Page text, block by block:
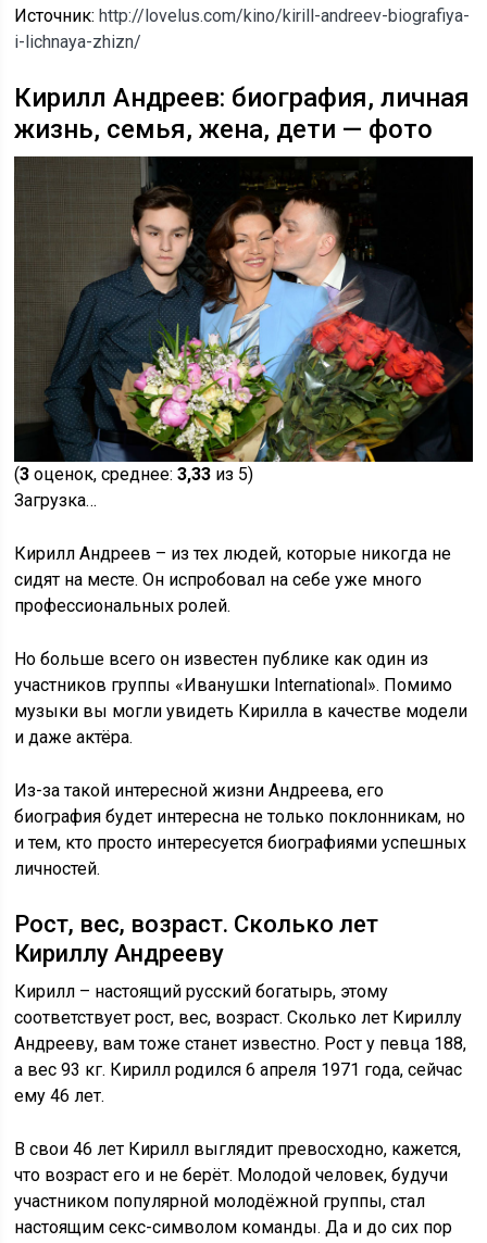
Источник: http://lovelus.com/kino/kirill-andreev-biografiya-
i-lichnaya-zhizn/
Кирилл Андреев: биография, личная
жизнь, семья, жена, дети — фото
(3 оценок, среднее:3,33 из 5)
Загрузка…
Кирилл Андреев – из тех людей, которые никогда не
сидят на месте. Он испробовал на себе уже много
профессиональных ролей.
Но больше всего он известен публике как один из
участников группы «Иванушки International». Помимо
музыки вы могли увидеть Кирилла в качестве модели
и даже актёра.
Из-за такой интересной жизни Андреева, его
биография будет интересна не только поклонникам, но
и тем, кто просто интересуется биографиями успешных
личностей.
Рост, вес, возраст. Сколько лет
Кириллу Андрееву
Кирилл – настоящий русский богатырь, этому
соответствует рост, вес, возраст. Сколько лет Кириллу
Андрееву, вам тоже станет известно. Рост у певца 188,
а вес 93 кг. Кирилл родился 6 апреля 1971 года, сейчас
ему 46 лет.
В свои 46 лет Кирилл выглядит превосходно, кажется,
что возраст его и не берёт. Молодой человек, будучи
участником популярной молодёжной группы, стал
настоящим секс-символом команды. Да и до сих пор